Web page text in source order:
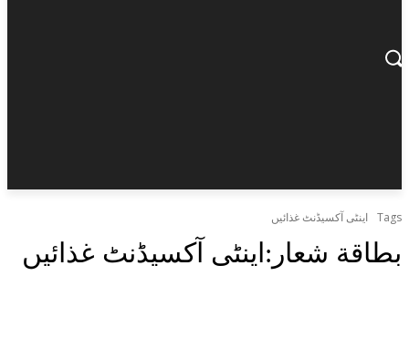
Tags اینٹی آکسیڈنٹ غذائیں
بطاقة شعار:اینٹی آکسیڈنٹ غذائیں